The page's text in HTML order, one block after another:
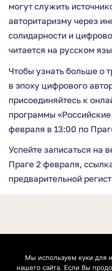
могут служить
авторитаризму через
солидарности и
читается на русском
Чтобы узнать больше о
в эпоху цифрового
присоединяйтесь к
программы
февраля в 13:00 по
Успейте записаться на
Праге 2 февраля,
предварительной
Boris Nemtsov Foundation for Freedom
Geschäftsführer: Zhanna Nemtsova, Anna
Мы используем куки для
нашего сайта. Если Вы